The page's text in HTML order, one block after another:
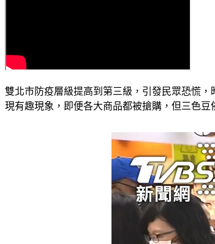
雙北市防疫層級提高到第三級，引發民眾恐慌
現有趣現象，即便各大商品都被搶購，但三色